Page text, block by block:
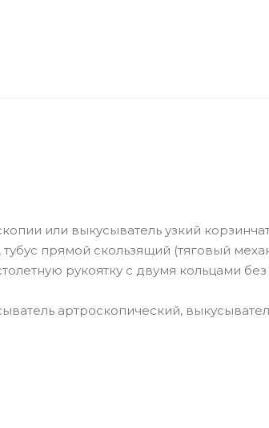
или выкусыватель узкий
прямой скользящий (тяговый
рукоятку с двумя кольцами
артроскопический,